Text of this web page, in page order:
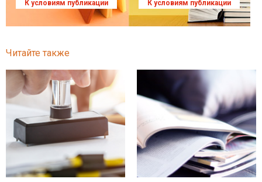
К условиям публикации К условиям публикации
Читайте также